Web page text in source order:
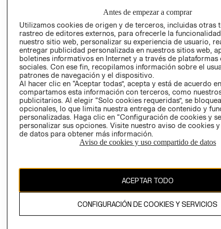
PRIVACIDAD
GIFT CARD
AVISO DE
COOKIES
Uruguay ($U)
El contenido de esta página web está protegido por copyright y es
propiedad de H&M Hennes & Mauritz AB.
Antes de empezar a comprar
Utilizamos cookies de origen y de terceros, incluidas otras
rastreo de editores externos, para ofrecerle la
nuestro sitio web, personalizar su experiencia de usuario,
entregar publicidad personalizada en nuestros sitios web,
boletines informativos en Internet y a través de plataformas
sociales. Con ese fin, recopilamos información sobre el
patrones de navegación y el dispositivo.
Al hacer clic en “Aceptar todas”, acepta y está de acuerdo
compartamos esta información con terceros, como
publicitarios. Al elegir “Solo cookies requeridas”, se
opcionales, lo que limita nuestra entrega de contenido y
personalizadas. Haga clic en “Configuración de cookies y
personalizar sus opciones. Visite nuestro aviso de cookies
de datos para obtener más información.
Aviso de cookies y uso compartido de datos
ACEPTAR TODO
CONFIGURACIÓN DE COOKIES Y SERVICIOS